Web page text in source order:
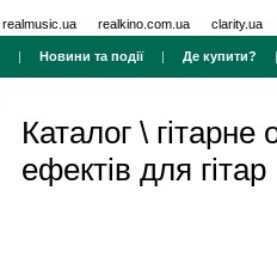
realmusic.ua realkino.com.ua clarity.ua
| Новини та події| Де купити?
Каталог \ гітарне
ефектів для гітар